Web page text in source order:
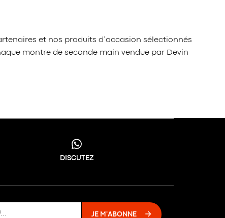
et nos produits d’occasion sélectionnés
montre de seconde main vendue par Devin
DISCUTEZ
JE M'ABONNE